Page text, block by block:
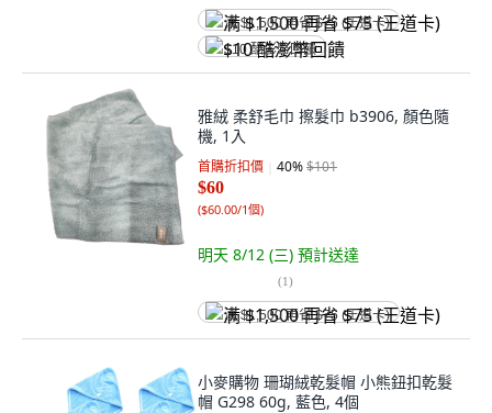
满 $1,500 再省 $75 (王道卡)
$10 酷澎幣回饋
雅絨 柔舒毛巾 擦髮巾 b3906, 顏色隨
機, 1入
首購折扣價 40%$101
$60
($60.00/1個)
明天 8/12 (三) 預計送達
(1)
满 $1,500 再省 $75 (王道卡)
小麥購物 珊瑚絨乾髮帽 小熊鈕扣乾髮
帽 G298 60g, 藍色, 4個